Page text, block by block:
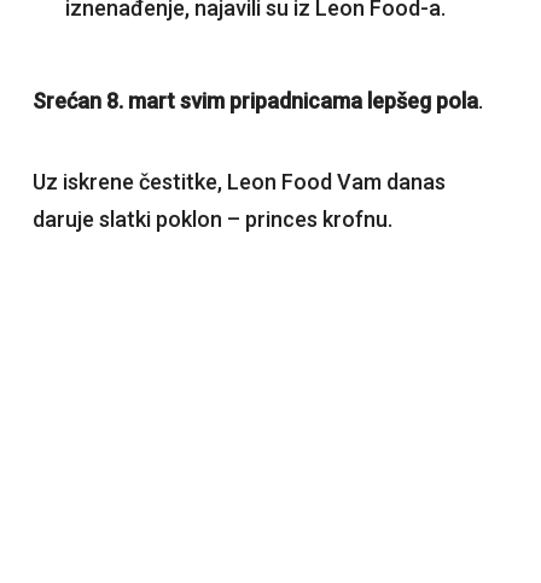
iznenađenje, najavili su iz Leon Food-a.
Srećan 8. mart svim pripadnicama lepšeg pola.
Uz iskrene čestitke, Leon Food Vam danas
daruje slatki poklon – princes krofnu.